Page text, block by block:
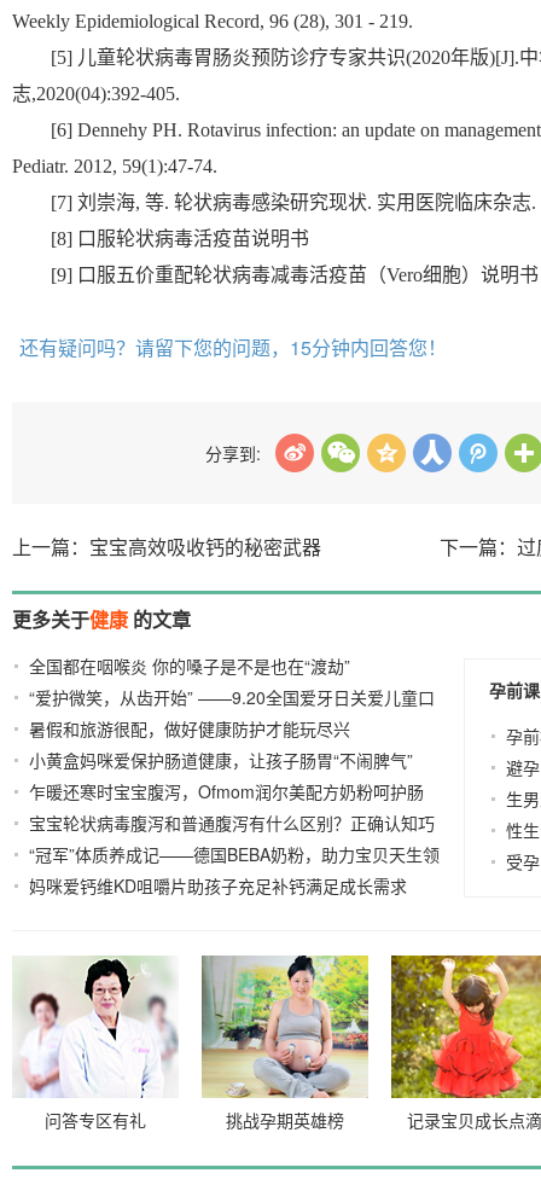
Weekly Epidemiological Record, 96 (‎28)‎, 301 - 219.
[5] 儿童轮状病毒胃肠炎预防诊疗专家共识(2020年版)[J].
志,2020(04):392-405.
[6] Dennehy PH. Rotavirus infection: an update on
Pediatr. 2012, 59(1):47-74.
[7] 刘崇海, 等. 轮状病毒感染研究现状. 实用医院临床杂志.
[8] 口服轮状病毒活疫苗说明书
[9] 口服五价重配轮状病毒减毒活疫苗（Vero细胞）说明书
还有疑问吗？请留下您的问题，15分钟内回答您！
分享到:
上一篇：宝宝高效吸收钙的秘密武器 下一篇：
更多关于健康的文章
全国都在咽喉炎 你的嗓子是不是也在“渡劫”
“爱护微笑，从齿开始” ——9.20全国爱牙日关爱儿童口
腔健康公益启程
2023-09-15
暑假和旅游很配，做好健康防护才能玩尽兴
小黄盒妈咪爱保护肠道健康，让孩子肠胃“不闹脾气”
2022-03-11
乍暖还寒时宝宝腹泻，Ofmom润尔美配方奶粉呵护肠
道
2022-03-09
宝宝轮状病毒腹泻和普通腹泻有什么区别？正确认知巧
应对
2022-03-08
“冠军”体质养成记——德国BEBA奶粉，助力宝贝天生领
先
2022-03-07
妈咪爱钙维KD咀嚼片助孩子充足补钙满足成长需求
孕前
孕
避孕
生
性
受孕
问答专区有礼 挑战孕期英雄榜 记录宝贝成长点滴